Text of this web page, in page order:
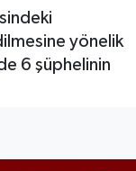
yönelik
6 şüphelinin